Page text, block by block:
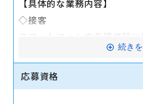
【具体的な業務内容】
◇接客
スマートフォンや各種機器
◇スマホ教室の開催/運営
続き
応募資格